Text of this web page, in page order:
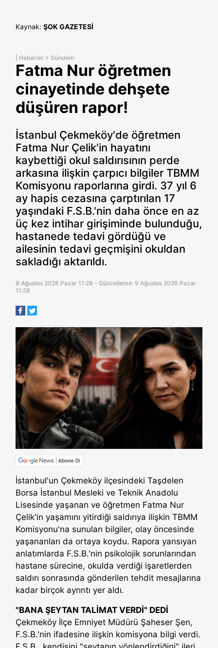
Kaynak: ŞOK GAZETESİ
Haberler > Gündem
Fatma Nur öğretmen
cinayetinde dehşete
düşüren rapor!
İstanbul Çekmeköy'de öğretmen
Fatma Nur Çelik'in hayatını
kaybettiği okul saldırısının perde
arkasına ilişkin çarpıcı bilgiler TBMM
Komisyonu raporlarına girdi. 37 yıl 6
ay hapis cezasına çarptırılan 17
yaşındaki F.S.B.'nin daha önce en az
üç kez intihar girişiminde bulunduğu,
hastanede tedavi gördüğü ve
ailesinin tedavi geçmişini okuldan
sakladığı aktarıldı.
9 Ağustos 2026 Pazar 11:28 - Güncelleme: 9 Ağustos 2026 Pazar
11:28
İstanbul'un Çekmeköy ilçesindeki Taşdelen
Borsa İstanbul Mesleki ve Teknik Anadolu
Lisesinde yaşanan ve öğretmen Fatma Nur
Çelik'in yaşamını yitirdiği saldırıya ilişkin TBMM
Komisyonu'na sunulan bilgiler, olay öncesinde
yaşananları da ortaya koydu. Rapora yansıyan
anlatımlarda F.S.B.'nin psikolojik sorunlarından
hastane sürecine, okulda verdiği işaretlerden
saldırı sonrasında gönderilen tehdit mesajlarına
kadar birçok ayrıntı yer aldı.
"BANA ŞEYTAN TALİMAT VERDİ" DEDİ
Çekmeköy İlçe Emniyet Müdürü Şaheser Şen,
F.S.B.'nin ifadesine ilişkin komisyona bilgi verdi.